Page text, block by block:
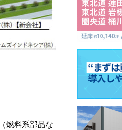
燃料系部品な